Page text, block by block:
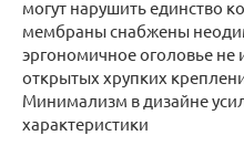
могут нарушить единство
мембраны снабжены
эргономичное оголовье не
открытых хрупких
Минимализм в дизайне
характеристики